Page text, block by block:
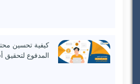
كيفية تحسين
المدفوع لتحقيق